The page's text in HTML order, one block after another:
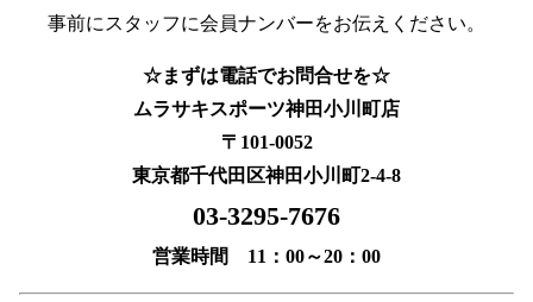
事前にスタッフに会員ナンバーをお伝えください。
☆まずは電話でお問合せを☆
ムラサキスポーツ神田小川町店
〒101-0052
東京都千代田区神田小川町2-4-8
03-3295-7676
営業時間 11：00～20：00